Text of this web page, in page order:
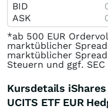
BID
ASK
*ab 500 EUR
marktüblicher
marktüblicher
Steuern und ggf. SEC
Kursdetails
UCITS ETF EUR